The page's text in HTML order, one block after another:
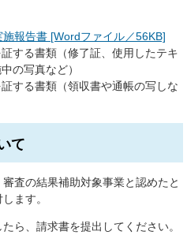
報告書 [Wordファイル／56KB]
する書類（修了証、使用したテキ
の写真など）
する書類（領収書や通帳の写しな
て
査の結果補助対象事業と認めたと
ます。
ら、請求書を提出してください。